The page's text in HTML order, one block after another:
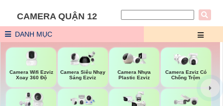
CAMERA QUẬN 12
DANH MỤC
Camera Wifi Ezviz
Xoay 360 Độ
Camera Siêu Nhạy
Sáng Ezviz
Camera Nhựa
Plastic Ezviz
Camera Ezviz Có
Chống Trộm